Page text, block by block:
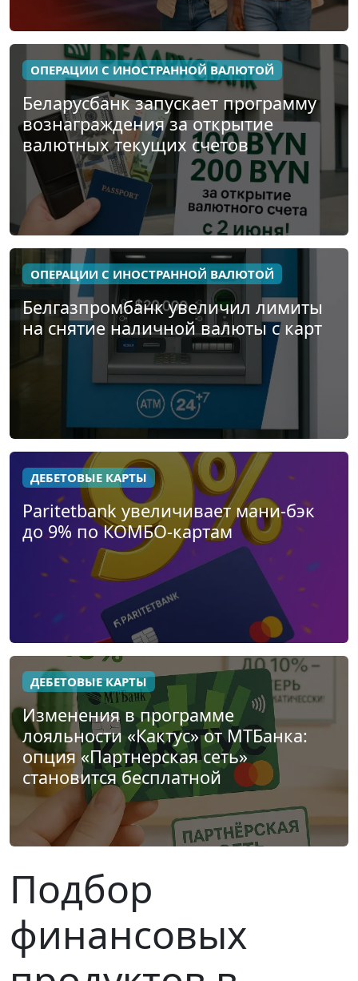
ОПЕРАЦИИ С ИНОСТРАННОЙ ВАЛЮТОЙ
Беларусбанк запускает программу
вознаграждения за открытие
валютных текущих счетов
ОПЕРАЦИИ С ИНОСТРАННОЙ ВАЛЮТОЙ
Белгазпромбанк увеличил лимиты
на снятие наличной валюты с карт
ДЕБЕТОВЫЕ КАРТЫ
Paritetbank увеличивает мани-бэк
до 9% по КОМБО-картам
ДЕБЕТОВЫЕ КАРТЫ
Изменения в программе
лояльности «Кактус» от МТБанка:
опция «Партнерская сеть»
становится бесплатной
Подбор
финансовых